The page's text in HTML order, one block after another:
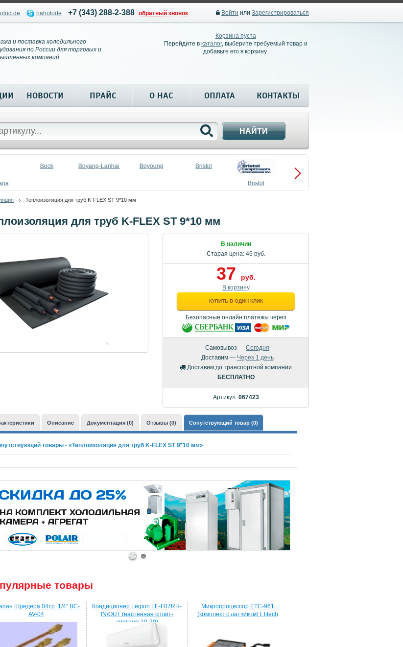
naholode +7 (343) 288-2-388 обратный звонок Войти или Зарегистрироваться
и поставка холодильного
по России для торговых и
компаний.
Корзина пуста
Перейдите в каталог, выберите требуемый товар и
добавьте его в корзину.
НОВОСТИ ПРАЙС О НАС ОПЛАТА КОНТАКТЫ
НАЙТИ
Bock Boyang-Lanhai Boyoung Bristol
Bristol
Compressors
Теплоизоляция для труб K-FLEX ST 9*10 мм
для труб K-FLEX ST 9*10 мм
В наличии
Старая цена:46 руб.
37 руб.
В корзину
КУПИТЬ В ОДИН КЛИК
Безопасные онлайн платежы через
Самовывоз — Сегодня
Доставим — Через 1 день
Доставим до транспортной компании
БЕСПЛАТНО
Артикул: 067423
Описание Документация (0) Отзывы (0) Сопутствующий товар (0)
товары - «Теплоизоляция для труб K-FLEX ST 9*10 мм»
1 2
товары
Шредера 04тр. 1/4" BC-
AV-04
Кондиционер Legion LE-F07RH-
IN/OUT (настенная сплит-
система 10-20)
Микропроцессор ETC-961
(комплект c датчиком) Elitech